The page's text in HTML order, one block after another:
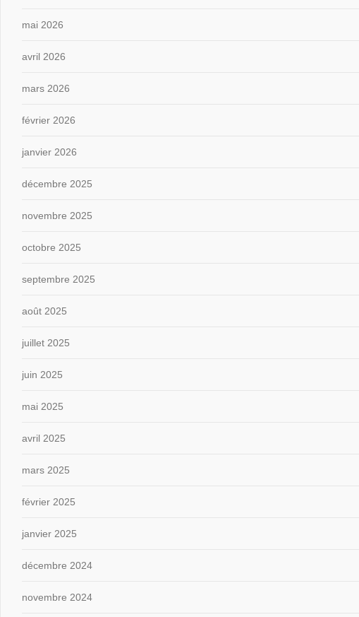
mai 2026
avril 2026
mars 2026
février 2026
janvier 2026
décembre 2025
novembre 2025
octobre 2025
septembre 2025
août 2025
juillet 2025
juin 2025
mai 2025
avril 2025
mars 2025
février 2025
janvier 2025
décembre 2024
novembre 2024